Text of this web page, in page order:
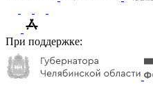
При поддержке: